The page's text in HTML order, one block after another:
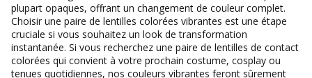
plupart opaques, offrant un changement de couleur complet.
Choisir une paire de lentilles colorées vibrantes est une étape
cruciale si vous souhaitez un look de transformation
instantanée. Si vous recherchez une paire de lentilles de contact
colorées qui convient à votre prochain costume, cosplay ou
tenues quotidiennes, nos couleurs vibrantes feront sûrement